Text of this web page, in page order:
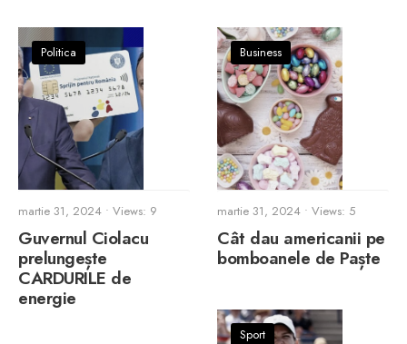
Politica
martie 31, 2024 • Views: 9
Guvernul Ciolacu
prelungește
CARDURILE de
energie
Business
martie 31, 2024 • Views: 5
Cât dau americanii pe
bomboanele de Paște
Sport